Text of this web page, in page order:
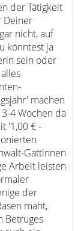
der Tätigkeit
Deiner
nicht, auf
könntest ja
sein oder
machen
4 Wochen da
'1,00 € -
Gattinnen
Arbeit leisten
der
mäht,
Betruges